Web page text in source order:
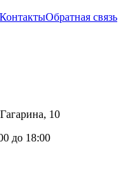
КонтактыОбратная связь
10
до 18:00